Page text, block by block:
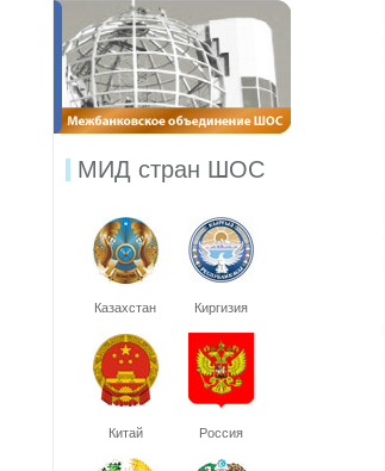
МИД стран ШОС
Казахстан Киргизия
Китай Россия